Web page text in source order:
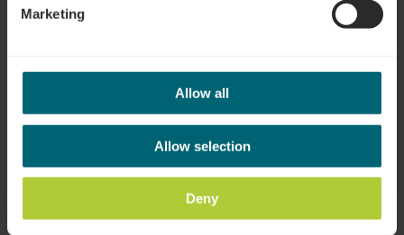
Marketing
Allow all
Allow selection
Deny
Anreise planen
Anfragen